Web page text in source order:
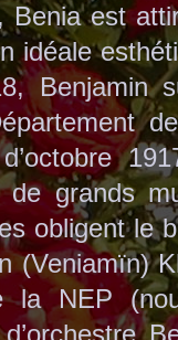
Benia est
idéale
Benjamin
de grands
obligent le
(Veniamïn)
la NEP